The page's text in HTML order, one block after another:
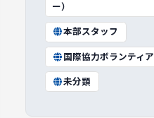
ー）
本部スタッフ
国際協力ボランティア
未分類